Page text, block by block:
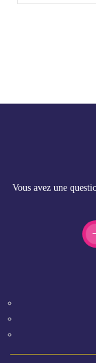
Vous avez une